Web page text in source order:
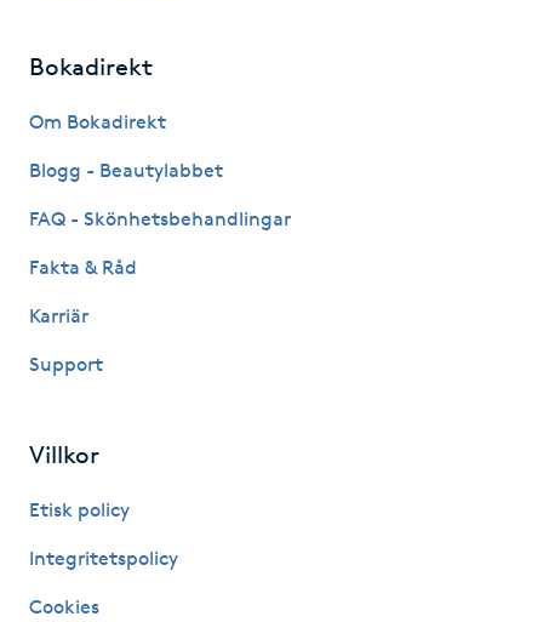
Kinesiologi
Kinesisk medicin
Klangmassage
Klippning
Klippning & Slingor
Klippning ungdom
Bokadirekt
Om Bokadirekt
Blogg - Beautylabbet
FAQ - Skönhetsbehandlingar
Fakta & Råd
Karriär
Support
Villkor
Etisk policy
Integritetspolicy
Cookies